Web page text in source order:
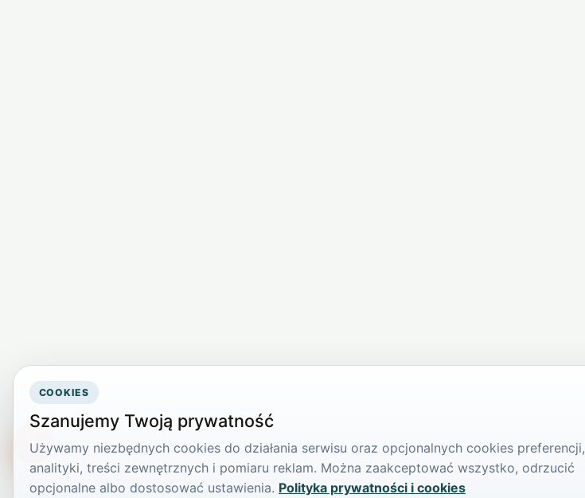
COOKIES
Szanujemy Twoją prywatność
Używamy niezbędnych cookies do działania serwisu oraz opcjonalnych cookies preferencji,
analityki, treści zewnętrznych i pomiaru reklam. Można zaakceptować wszystko, odrzucić
opcjonalne albo dostosować ustawienia. Polityka prywatności i cookies
TikTokowa Jelonka